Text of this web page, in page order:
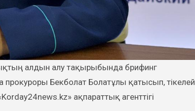
Бекболат Болатұлы қатысып, тікелей
ақпараттық агенттігі